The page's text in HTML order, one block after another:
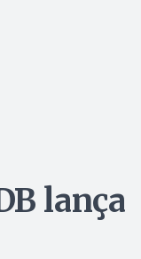
lança